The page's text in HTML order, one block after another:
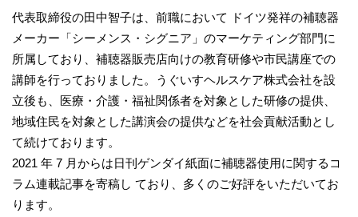
代表取締役の田中智子は、前職において ドイツ発祥の補聴器
メーカー「シーメンス・シグニア」のマーケティング部門に
所属しており、補聴器販売店向けの教育研修や市民講座での
講師を行っておりました。うぐいすヘルスケア株式会社を設
立後も、医療・介護・福祉関係者を対象とした研修の提供、
地域住民を対象とした講演会の提供などを社会貢献活動とし
て続けております。
2021 年 7 月からは日刊ゲンダイ紙面に補聴器使用に関するコ
ラム連載記事を寄稿し ており、多くのご好評をいただいてお
ります。